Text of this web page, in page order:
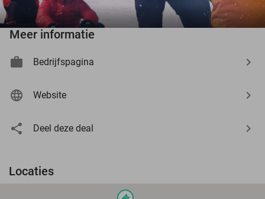
Meer informatie
Bedrijfspagina
Website
Deel deze deal
Locaties